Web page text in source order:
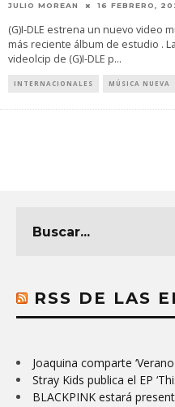
JULIO MOREAN 16 FEBRERO,
(G)I-DLE estrena un nuevo video
más reciente álbum de estudio .
videolcip de (G)I-DLE p...
INTERNACIONALES MÚSICA NUEVA
RSS DE LAS
Joaquina comparte
Stray Kids publica el EP
BLACKPINK estará